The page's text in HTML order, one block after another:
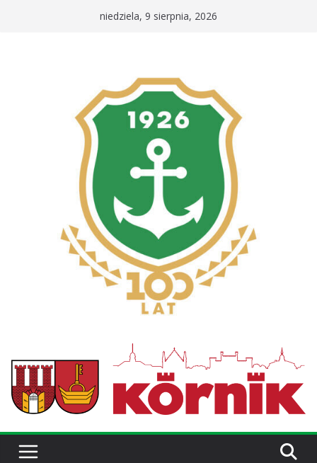
niedziela, 9 sierpnia, 2026